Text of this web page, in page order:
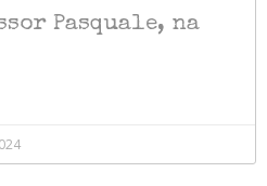
Pasquale, na